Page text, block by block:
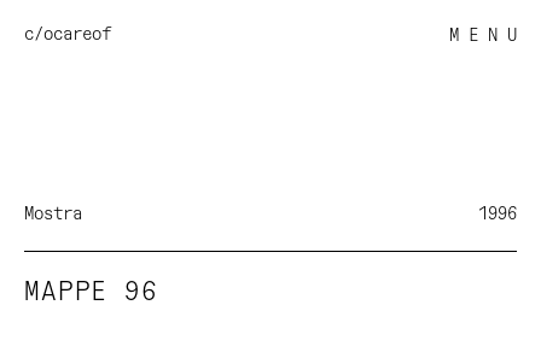
c/ocareof M E N U
Mostra 1996
MAPPE 96